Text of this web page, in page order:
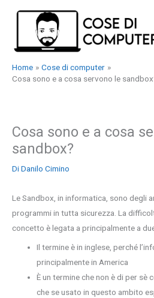
Home
Cose di computer
Cosa sono e a cosa servono le
Cosa sono e a cosa
sandbox?
DiDanilo Cimino
Le Sandbox, in informatica, sono degli
programmi in tutta sicurezza. La
concetto è legata a principalmente a
Il termine è in inglese, perché
principalmente in America
È un termine che non è di per sè
che se usato in questo ambito